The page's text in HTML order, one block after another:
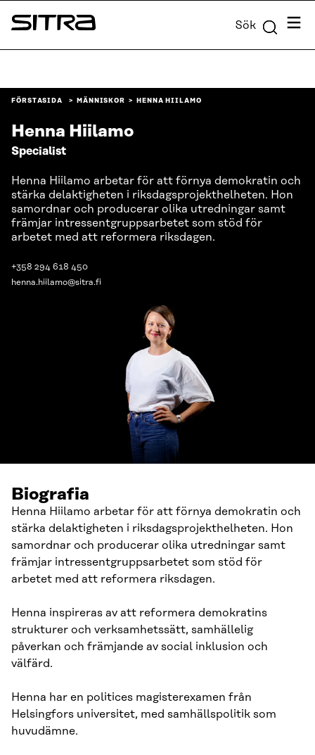
Skip to
content
Sitra Sök Meny
FÖRSTASIDA MÄNNISKOR HENNA HIILAMO
Henna Hiilamo
Specialist
Henna Hiilamo arbetar för att förnya demokratin och
stärka delaktigheten i riksdagsprojekthelheten. Hon
samordnar och producerar olika utredningar samt
främjar intressentgruppsarbetet som stöd för
arbetet med att reformera riksdagen.
+358 294 618 450
henna.hiilamo@sitra.fi
Biografia
Henna Hiilamo arbetar för att förnya demokratin och
stärka delaktigheten i riksdagsprojekthelheten. Hon
samordnar och producerar olika utredningar samt
främjar intressentgruppsarbetet som stöd för
arbetet med att reformera riksdagen.
Henna inspireras av att reformera demokratins
strukturer och verksamhetssätt, samhällelig
påverkan och främjande av social inklusion och
välfärd.
Henna har en politices magisterexamen från
Helsingfors universitet, med samhällspolitik som
huvudämne.